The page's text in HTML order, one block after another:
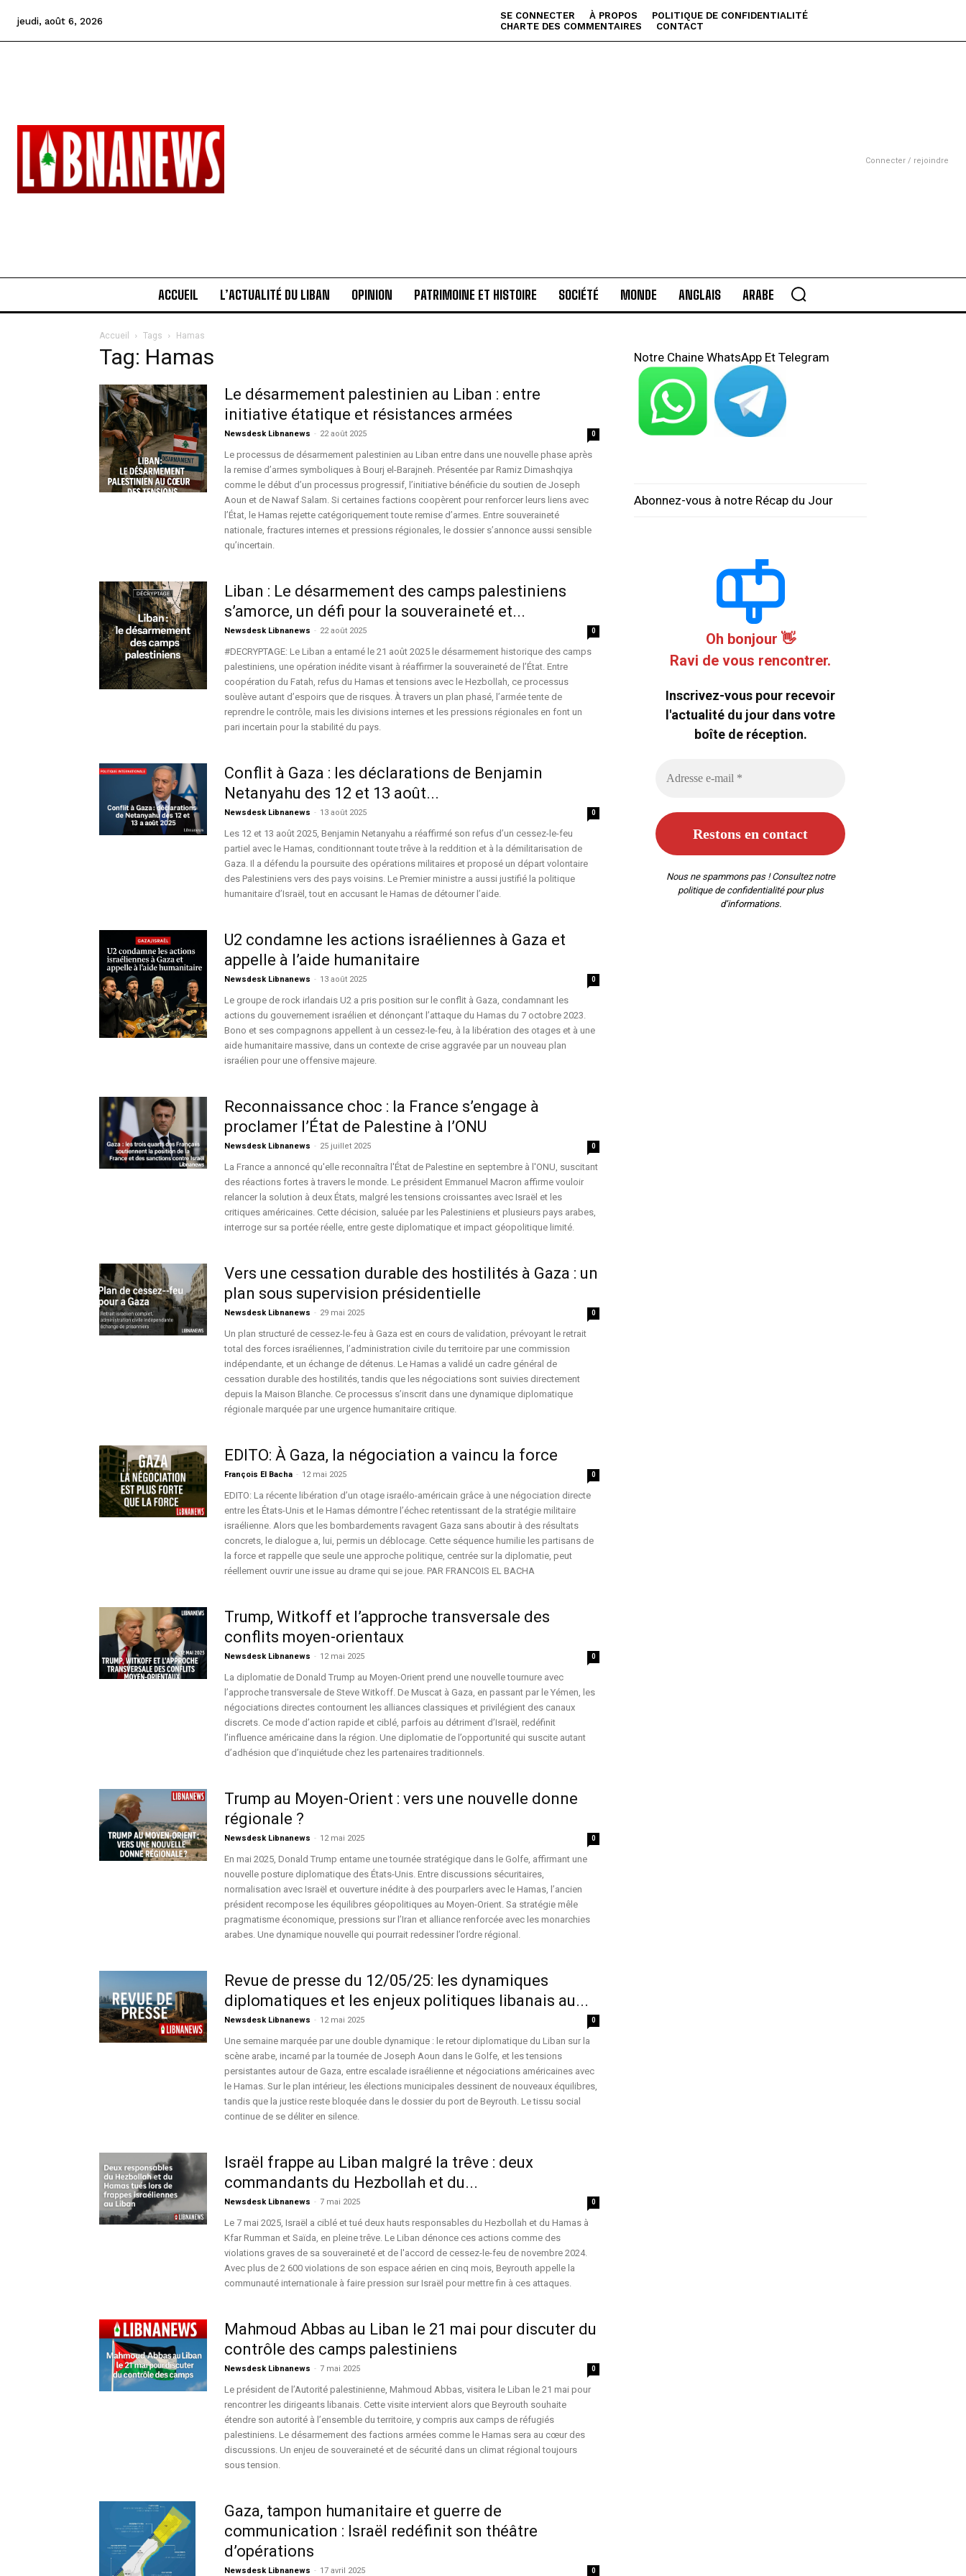
jeudi, août 6, 2026 SE CONNECTER À PROPOS
POLITIQUE DE CONFIDENTIALITÉ
CHARTE DES COMMENTAIRES
CONTACT
Connecter / rejoindre
ACCUEIL L’ACTUALITÉ DU LIBAN OPINION PATRIMOINE ET HISTOIRE SOCIÉTÉ MONDE ANGLAIS ARABE
Accueil Tags Hamas
Tag: Hamas
Le désarmement palestinien au Liban : entre
initiative étatique et résistances armées
Newsdesk Libnanews - 22 août 2025 0
Le processus de désarmement palestinien au Liban entre dans une nouvelle phase après
la remise d’armes symboliques à Bourj el-Barajneh. Présentée par Ramiz Dimashqiya
comme le début d’un processus progressif, l’initiative bénéficie du soutien de Joseph
Aoun et de Nawaf Salam. Si certaines factions coopèrent pour renforcer leurs liens avec
l’État, le Hamas rejette catégoriquement toute remise d’armes. Entre souveraineté
nationale, fractures internes et pressions régionales, le dossier s’annonce aussi sensible
qu’incertain.
Liban : Le désarmement des camps palestiniens
s’amorce, un défi pour la souveraineté et...
Newsdesk Libnanews - 22 août 2025 0
#DECRYPTAGE: Le Liban a entamé le 21 août 2025 le désarmement historique des camps
palestiniens, une opération inédite visant à réaffirmer la souveraineté de l’État. Entre
coopération du Fatah, refus du Hamas et tensions avec le Hezbollah, ce processus
soulève autant d’espoirs que de risques. À travers un plan phasé, l’armée tente de
reprendre le contrôle, mais les divisions internes et les pressions régionales en font un
pari incertain pour la stabilité du pays.
Conflit à Gaza : les déclarations de Benjamin
Netanyahu des 12 et 13 août...
Newsdesk Libnanews - 13 août 2025 0
Les 12 et 13 août 2025, Benjamin Netanyahu a réaffirmé son refus d’un cessez-le-feu
partiel avec le Hamas, conditionnant toute trêve à la reddition et à la démilitarisation de
Gaza. Il a défendu la poursuite des opérations militaires et proposé un départ volontaire
des Palestiniens vers des pays voisins. Le Premier ministre a aussi justifié la politique
humanitaire d’Israël, tout en accusant le Hamas de détourner l’aide.
U2 condamne les actions israéliennes à Gaza et
appelle à l’aide humanitaire
Newsdesk Libnanews - 13 août 2025 0
Le groupe de rock irlandais U2 a pris position sur le conflit à Gaza, condamnant les
actions du gouvernement israélien et dénonçant l’attaque du Hamas du 7 octobre 2023.
Bono et ses compagnons appellent à un cessez-le-feu, à la libération des otages et à une
aide humanitaire massive, dans un contexte de crise aggravée par un nouveau plan
israélien pour une offensive majeure.
Reconnaissance choc : la France s’engage à
proclamer l’État de Palestine à l’ONU
Newsdesk Libnanews - 25 juillet 2025 0
La France a annoncé qu'elle reconnaîtra l'État de Palestine en septembre à l'ONU, suscitant
des réactions fortes à travers le monde. Le président Emmanuel Macron affirme vouloir
relancer la solution à deux États, malgré les tensions croissantes avec Israël et les
critiques américaines. Cette décision, saluée par les Palestiniens et plusieurs pays arabes,
interroge sur sa portée réelle, entre geste diplomatique et impact géopolitique limité.
Vers une cessation durable des hostilités à Gaza : un
plan sous supervision présidentielle
Newsdesk Libnanews - 29 mai 2025 0
Un plan structuré de cessez-le-feu à Gaza est en cours de validation, prévoyant le retrait
total des forces israéliennes, l’administration civile du territoire par une commission
indépendante, et un échange de détenus. Le Hamas a validé un cadre général de
cessation durable des hostilités, tandis que les négociations sont suivies directement
depuis la Maison Blanche. Ce processus s’inscrit dans une dynamique diplomatique
régionale marquée par une urgence humanitaire critique.
EDITO: À Gaza, la négociation a vaincu la force
François El Bacha - 12 mai 2025 0
EDITO: La récente libération d’un otage israélo-américain grâce à une négociation directe
entre les États-Unis et le Hamas démontre l’échec retentissant de la stratégie militaire
israélienne. Alors que les bombardements ravagent Gaza sans aboutir à des résultats
concrets, le dialogue a, lui, permis un déblocage. Cette séquence humilie les partisans de
la force et rappelle que seule une approche politique, centrée sur la diplomatie, peut
réellement ouvrir une issue au drame qui se joue. PAR FRANCOIS EL BACHA
Trump, Witkoff et l’approche transversale des
conflits moyen-orientaux
Newsdesk Libnanews - 12 mai 2025 0
La diplomatie de Donald Trump au Moyen-Orient prend une nouvelle tournure avec
l’approche transversale de Steve Witkoff. De Muscat à Gaza, en passant par le Yémen, les
négociations directes contournent les alliances classiques et privilégient des canaux
discrets. Ce mode d’action rapide et ciblé, parfois au détriment d’Israël, redéfinit
l’influence américaine dans la région. Une diplomatie de l’opportunité qui suscite autant
d’adhésion que d’inquiétude chez les partenaires traditionnels.
Trump au Moyen-Orient : vers une nouvelle donne
régionale ?
Newsdesk Libnanews - 12 mai 2025 0
En mai 2025, Donald Trump entame une tournée stratégique dans le Golfe, affirmant une
nouvelle posture diplomatique des États-Unis. Entre discussions sécuritaires,
normalisation avec Israël et ouverture inédite à des pourparlers avec le Hamas, l’ancien
président recompose les équilibres géopolitiques au Moyen-Orient. Sa stratégie mêle
pragmatisme économique, pressions sur l’Iran et alliance renforcée avec les monarchies
arabes. Une dynamique nouvelle qui pourrait redessiner l’ordre régional.
Revue de presse du 12/05/25: les dynamiques
diplomatiques et les enjeux politiques libanais au...
Newsdesk Libnanews - 12 mai 2025 0
Une semaine marquée par une double dynamique : le retour diplomatique du Liban sur la
scène arabe, incarné par la tournée de Joseph Aoun dans le Golfe, et les tensions
persistantes autour de Gaza, entre escalade israélienne et négociations américaines avec
le Hamas. Sur le plan intérieur, les élections municipales dessinent de nouveaux équilibres,
tandis que la justice reste bloquée dans le dossier du port de Beyrouth. Le tissu social
continue de se déliter en silence.
Israël frappe au Liban malgré la trêve : deux
commandants du Hezbollah et du...
Newsdesk Libnanews - 7 mai 2025 0
Le 7 mai 2025, Israël a ciblé et tué deux hauts responsables du Hezbollah et du Hamas à
Kfar Rumman et Saïda, en pleine trêve. Le Liban dénonce ces actions comme des
violations graves de sa souveraineté et de l'accord de cessez-le-feu de novembre 2024.
Avec plus de 2 600 violations de son espace aérien en cinq mois, Beyrouth appelle la
communauté internationale à faire pression sur Israël pour mettre fin à ces attaques.
Mahmoud Abbas au Liban le 21 mai pour discuter du
contrôle des camps palestiniens
Newsdesk Libnanews - 7 mai 2025 0
Le président de l’Autorité palestinienne, Mahmoud Abbas, visitera le Liban le 21 mai pour
rencontrer les dirigeants libanais. Cette visite intervient alors que Beyrouth souhaite
étendre son autorité à l’ensemble du territoire, y compris aux camps de réfugiés
palestiniens. Le désarmement des factions armées comme le Hamas sera au cœur des
discussions. Un enjeu de souveraineté et de sécurité dans un climat régional toujours
sous tension.
Gaza, tampon humanitaire et guerre de
communication : Israël redéfinit son théâtre
d’opérations
Newsdesk Libnanews - 17 avril 2025 0
Notre Chaine WhatsApp Et Telegram
Abonnez-vous à notre Récap du Jour
Oh bonjour 👋
Ravi de vous rencontrer.
Inscrivez-vous pour recevoir
l'actualité du jour dans votre
boîte de réception.
Nous ne spammons pas ! Consultez notre
politique de confidentialitépour plus
d’informations.